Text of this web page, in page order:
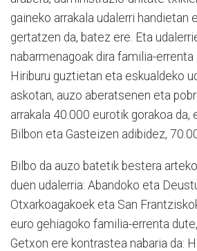
gaineko arrakala udalerri handietan
gertatzen da, batez ere. Eta
nabarmenagoak dira familia-
Hiriburu guztietan eta eskualdeko
askotan, auzo aberatsenen eta
arrakala 40.000 eurotik gorakoa da,
Bilbon eta Gasteizen adibidez,
Bilbo da auzo batetik bestera
duen udalerria: Abandoko eta
Otxarkoagakoek eta San
euro gehiagoko familia-errenta
Getxon ere kontrastea nabaria da: